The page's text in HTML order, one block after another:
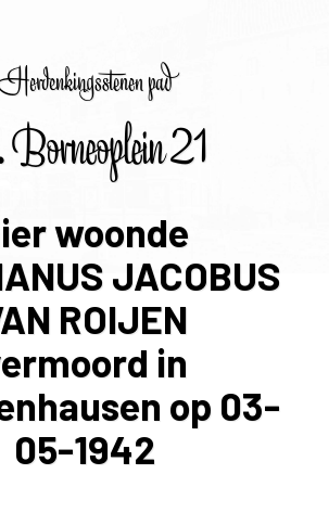
pad
21
woonde
JACOBUS
ROIJEN
in
op 03-
05-1942